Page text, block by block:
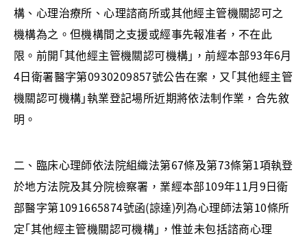
構、心理治療所、心理諮商所或其他經主管機關認可之
機構為之。但機構間之支援或經事先報准者，不在此
限。前開｢其他經主管機關認可機構｣，前經本部93年6月
4日衛署醫字第0930209857號公告在案，又｢其他經主管
機關認可機構｣執業登記場所近期將依法制作業，合先敘
明。
二、臨床心理師依法院組織法第67條及第73條第1項執登
於地方法院及其分院檢察署，業經本部109年11月9日衛
部醫字第1091665874號函(諒達)列為心理師法第10條所
定｢其他經主管機關認可機構｣，惟並未包括諮商心理